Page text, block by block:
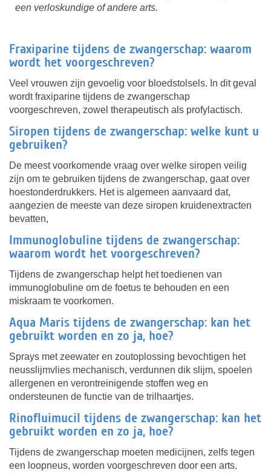
een verloskundige of andere arts.
Fraxiparine tijdens de zwangerschap: waarom
wordt het voorgeschreven?
Veel vrouwen zijn gevoelig voor bloedstolsels. In dit geval
wordt fraxiparine tijdens de zwangerschap
voorgeschreven, zowel therapeutisch als profylactisch.
Siropen tijdens de zwangerschap: welke kunt u
gebruiken?
De meest voorkomende vraag over welke siropen veilig
zijn om te gebruiken tijdens de zwangerschap, gaat over
hoestonderdrukkers. Het is algemeen aanvaard dat,
aangezien de meeste van deze siropen kruidenextracten
bevatten,
Immunoglobuline tijdens de zwangerschap:
waarom wordt het voorgeschreven?
Tijdens de zwangerschap helpt het toedienen van
immunoglobuline om de foetus te behouden en een
miskraam te voorkomen.
Aqua Maris tijdens de zwangerschap: kan het
gebruikt worden en zo ja, hoe?
Sprays met zeewater en zoutoplossing bevochtigen het
neusslijmvlies mechanisch, verdunnen dik slijm, spoelen
allergenen en verontreinigende stoffen weg en
ondersteunen de functie van de trilhaartjes.
Rinofluimucil tijdens de zwangerschap: kan het
gebruikt worden en zo ja, hoe?
Tijdens de zwangerschap moeten medicijnen, zelfs tegen
een loopneus, worden voorgeschreven door een arts.